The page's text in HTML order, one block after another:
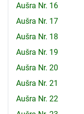
Aušra Nr. 16
Aušra Nr. 17
Aušra Nr. 18
Aušra Nr. 19
Aušra Nr. 20
Aušra Nr. 21
Aušra Nr. 22